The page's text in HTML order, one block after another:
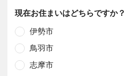
現在お住まいはどちらですか？
伊勢市
鳥羽市
志摩市